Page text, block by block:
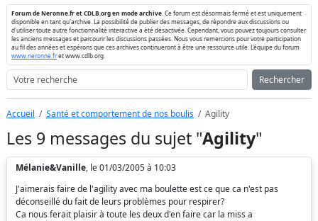
Forum de Neronne.fr et CDLB.org en mode archive . Ce forum est désormais fermé et est uniquement
disponible en tant qu'archive. La possibilité de publier des messages, de répondre aux discussions ou
d'utiliser toute autre fonctionnalité interactive a été désactivée. Cependant, vous pouvez toujours consulter
les anciens messages et parcourir les discussions passées. Nous vous remercions pour votre participation
au fil des années et espérons que ces archives continueront à être une ressource utile. L'équipe du forum
www.neronne.fret www.cdlb.org.
Rechercher
Accueil Santé et comportement de nos boulis Agility
Les 9 messages du sujet "Agility"
Mélanie&Vanille, le 01/03/2005 à 10:03
J'aimerais faire de l'agility avec ma boulette est ce que ca n'est pas
déconseillé du fait de leurs problèmes pour respirer?
Ca nous ferait plaisir à toute les deux d'en faire car la miss a